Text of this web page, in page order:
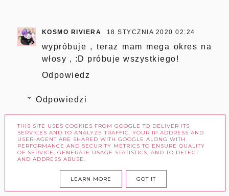
KOSMO RIVIERA 18 STYCZNIA 2020 02:24
wypróbuje , teraz mam mega okres na
włosy , :D próbuje wszystkiego!
Odpowiedz
Odpowiedzi
Serdecznie polecam, mam
nadzieję że też będziesz
zadowolona :)
ODPOWIEDZ
THIS SITE USES COOKIES FROM GOOGLE TO DELIVER ITS
SERVICES AND TO ANALYZE TRAFFIC. YOUR IP ADDRESS AND
USER-AGENT ARE SHARED WITH GOOGLE ALONG WITH
PERFORMANCE AND SECURITY METRICS TO ENSURE QUALITY
OF SERVICE, GENERATE USAGE STATISTICS, AND TO DETECT
AND ADDRESS ABUSE.
LEARN MORE GOT IT